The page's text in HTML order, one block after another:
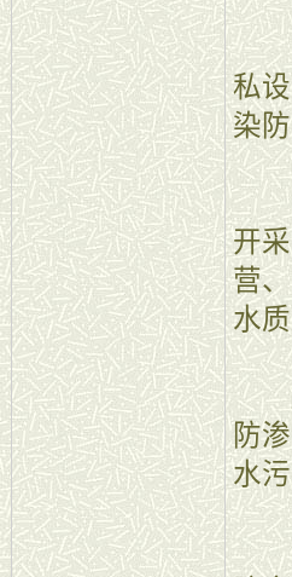
第
私
染
第
开
营
水
加
防
水
禁